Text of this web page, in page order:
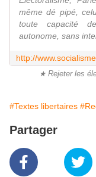
même dé pipé,
toute capacité
autonome, sans
★ Rejeter les
#Textes libertaires
Partager